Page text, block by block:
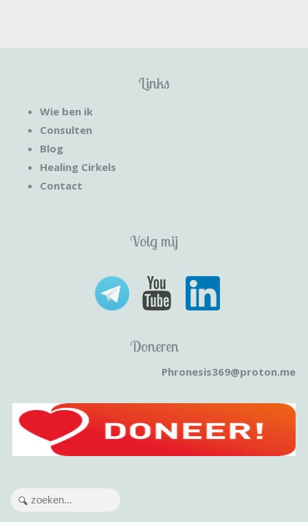
Links
Wie ben ik
Consulten
Blog
Healing Cirkels
Contact
Volg mij
Doneren
Phronesis369@proton.me